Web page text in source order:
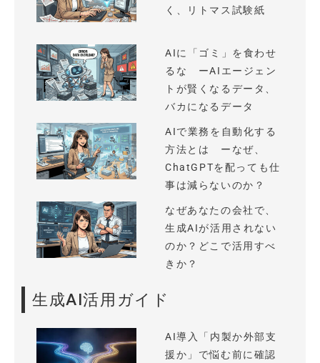
く、リトマス試験紙
AIに「ゴミ」を食わせ
るな ーAIエージェン
トが賢くなるデータ、
バカになるデータ
AIで業務を自動化する
方法とは ーなぜ、
ChatGPTを配っても仕
事は減らないのか？
なぜあなたの会社で、
生成AIが活用されない
のか？どこで活用すべ
きか？
生成AI活用ガイド
AI導入「内製か外部支
援か」で悩む前に確認